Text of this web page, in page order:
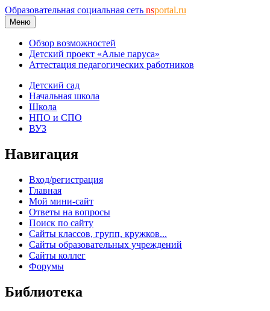
Образовательная социальная сеть nsportal.ru
Меню
Обзор возможностей
Детский проект «Алые паруса»
Аттестация педагогических работников
Детский сад
Начальная школа
Школа
НПО и СПО
ВУЗ
Навигация
Вход/регистрация
Главная
Мой мини-сайт
Ответы на вопросы
Поиск по сайту
Сайты классов, групп, кружков...
Сайты образовательных учреждений
Сайты коллег
Форумы
Библиотека